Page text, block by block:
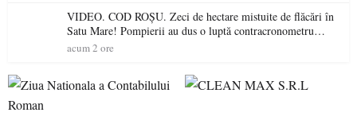
VIDEO. COD ROȘU. Zeci de hectare mistuite de flăcări în
Satu Mare! Pompierii au dus o luptă contracronometru
pentru a salva o pădure de la dezastru
acum 2 ore